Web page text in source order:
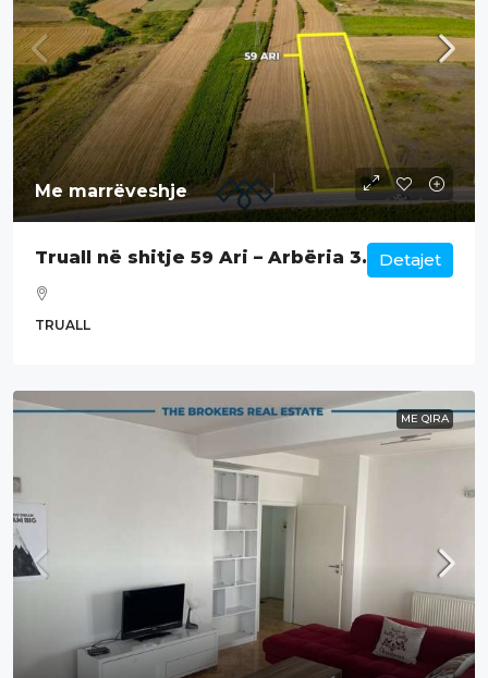
Me marrëveshje
Truall në shitje 59 Ari – Arbëria 3.
TRUALL
Detajet
ME QIRA